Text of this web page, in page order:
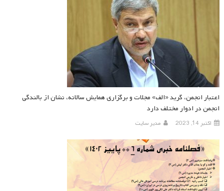
اعتبار انجمن، گرید «الف» مجلات و برگزاری همایش سالانه، نشان از بالندگی
انجمن در ادوار مختلف دارد
اکتبر 14, 2023 مدیر سایت